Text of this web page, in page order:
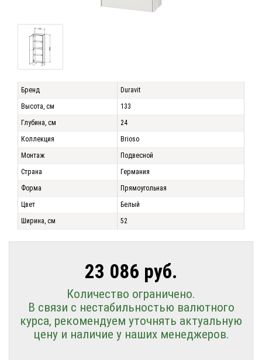
Бренд
Duravit
Высота, см
133
Глубина, см
24
Коллекция
Brioso
Монтаж
Подвесной
Страна
Германия
Форма
Прямоугольная
Цвет
Белый
Ширина, см
52
23 086 руб.
Количество ограничено.
В связи с нестабильностью валютного
курса, рекомендуем уточнять актуальную
цену и наличие у наших менеджеров.